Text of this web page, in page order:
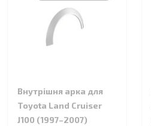
Внутрішня арка для
Toyota Land Cruiser
J100 (1997–2007)